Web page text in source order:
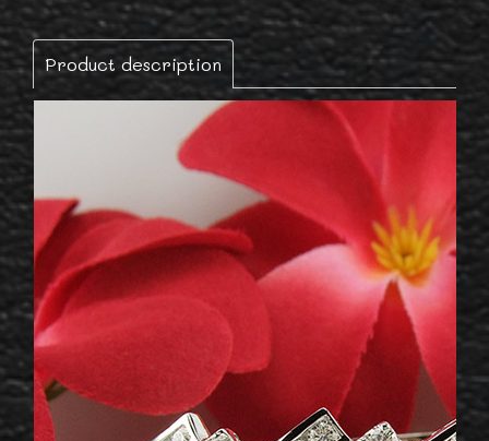
Product description